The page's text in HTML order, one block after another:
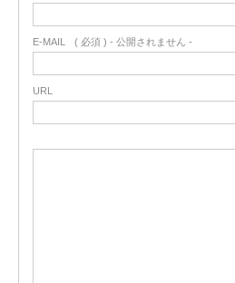
E-MAIL ( 必須 ) - 公開されません -
URL